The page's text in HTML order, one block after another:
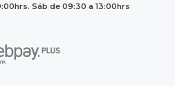
Sáb de 09:30 a 13:00hrs